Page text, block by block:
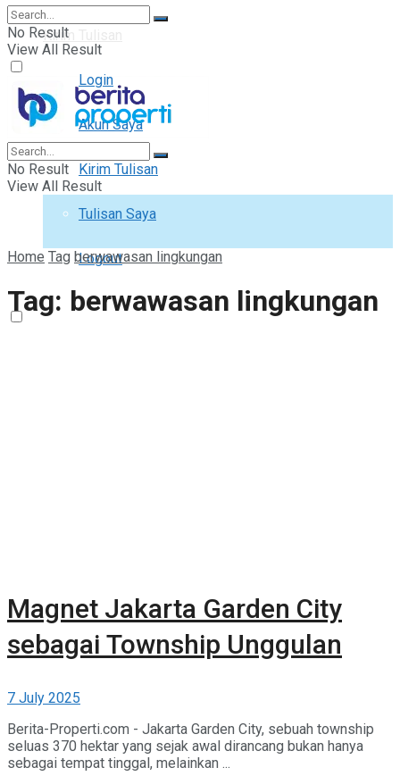
Kirim Tulisan
Login
Akun Saya
Kirim Tulisan
Tulisan Saya
Logout
No Result
View All Result
No Result
View All Result
Home Tag berwawasan lingkungan
Tag: berwawasan lingkungan
Magnet Jakarta Garden City
sebagai Township Unggulan
7 July 2025
Berita-Properti.com - Jakarta Garden City, sebuah township
seluas 370 hektar yang sejak awal dirancang bukan hanya
sebagai tempat tinggal, melainkan ...